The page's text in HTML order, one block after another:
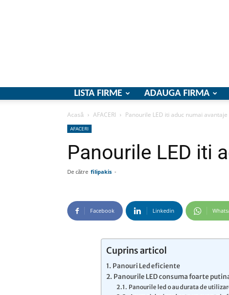
LISTA FIRME ADAUGA FIRMA
Acasă AFACERI Panourile LED iti aduc numai avantaje
AFACERI
Panourile LED iti
De către filipakis -
Facebook Linkedin
Cuprins articol
Panouri Led eficiente
Panourile LED consuma foarte
Panourile led o au durata de